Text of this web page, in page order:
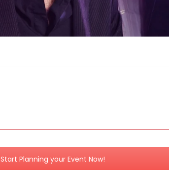
Start Planning your Event Now!